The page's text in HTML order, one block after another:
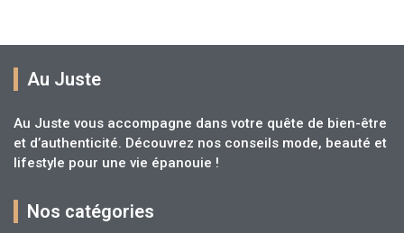
Au Juste
Au Juste vous accompagne dans votre quête de bien-être
et d’authenticité. Découvrez nos conseils mode, beauté et
lifestyle pour une vie épanouie !
Nos catégories